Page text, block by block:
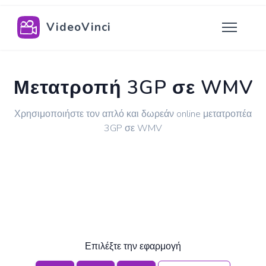
VideoVinci
Μετατροπή 3GP σε WMV
Χρησιμοποιήστε τον απλό και δωρεάν online μετατροπέα
3GP σε WMV
Επιλέξτε την εφαρμογή